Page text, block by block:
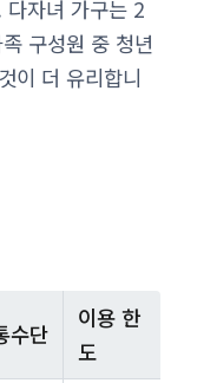
자녀 가구는 2
구성원 중 청년
이 더 유리합니
수단
이용 한
도